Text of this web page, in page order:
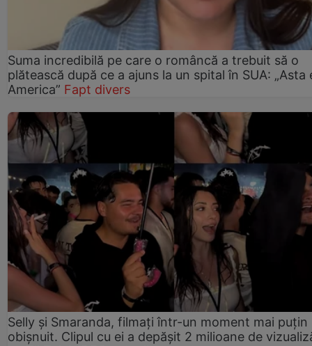
Suma incredibilă pe care o româncă a trebuit să o
plătească după ce a ajuns la un spital în SUA: „Asta
America” Fapt divers
Selly și Smaranda, filmați într-un moment mai puțin
obișnuit. Clipul cu ei a depășit 2 milioane de